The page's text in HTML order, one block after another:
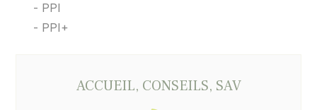
- PPI
- PPI+
ACCUEIL, CONSEILS, SAV